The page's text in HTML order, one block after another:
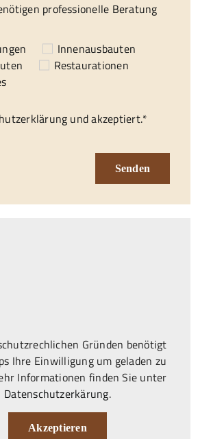
Gründen benötigt
Ihre Einwilligung um geladen zu
Informationen finden Sie unter
Datenschutzerkärung.
Akzeptieren
professionelle Beratung
Innenausbauten
Restaurationen
und akzeptiert.*
Senden